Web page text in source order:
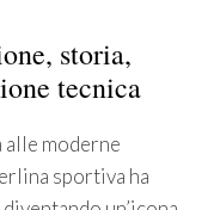
storia,
tecnica
moderne
sportiva ha